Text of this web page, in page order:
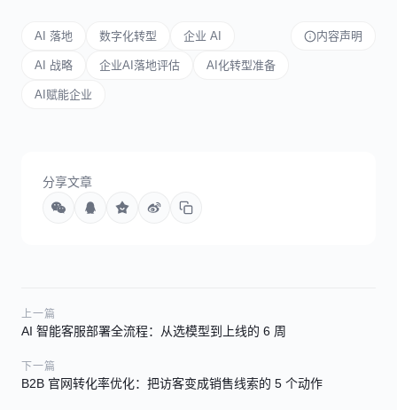
AI 落地 数字化转型 企业 AI
AI 战略 企业AI落地评估 AI化转型准备
AI赋能企业
内容声明
分享文章
上一篇
AI 智能客服部署全流程：从选模型到上线的 6 周
下一篇
B2B 官网转化率优化：把访客变成销售线索的 5 个动作